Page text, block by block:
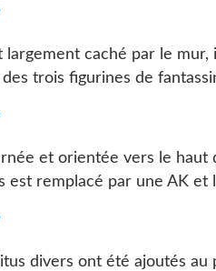
largement caché par le
trois figurines de
et orientée vers le haut
est remplacé par une AK
divers ont été ajoutés au